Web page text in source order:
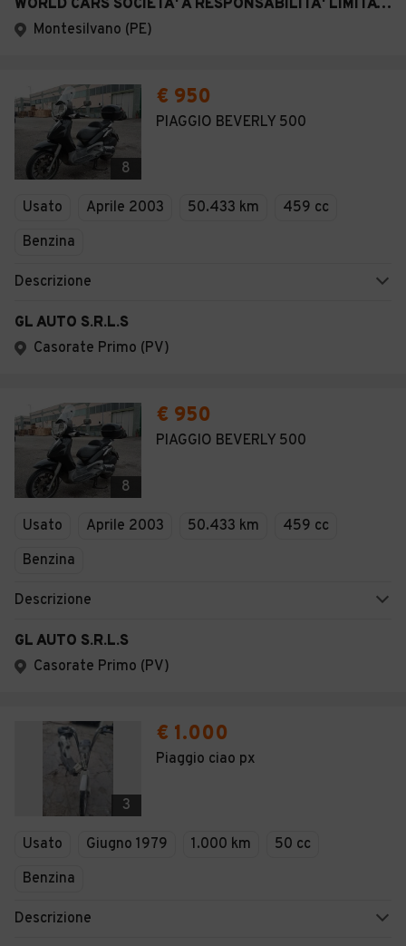
WORLD CARS SOCIETA' A RESPONSABILITA' LIMITATA SEMPLIFICATA
Montesilvano (PE)
8
€ 950
PIAGGIO BEVERLY 500
Usato Aprile 2003 50.433 km
459 cc
Benzina
Descrizione
GL AUTO S.R.L.S
Casorate Primo (PV)
8
€ 950
PIAGGIO BEVERLY 500
Usato Aprile 2003 50.433 km
459 cc
Benzina
Descrizione
GL AUTO S.R.L.S
Casorate Primo (PV)
3
€ 1.000
Piaggio ciao px
Usato Giugno 1979 1.000 km
50 cc
Benzina
Descrizione